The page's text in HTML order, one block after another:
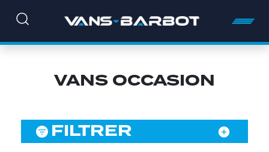
VANS OCCASION
FILTRER